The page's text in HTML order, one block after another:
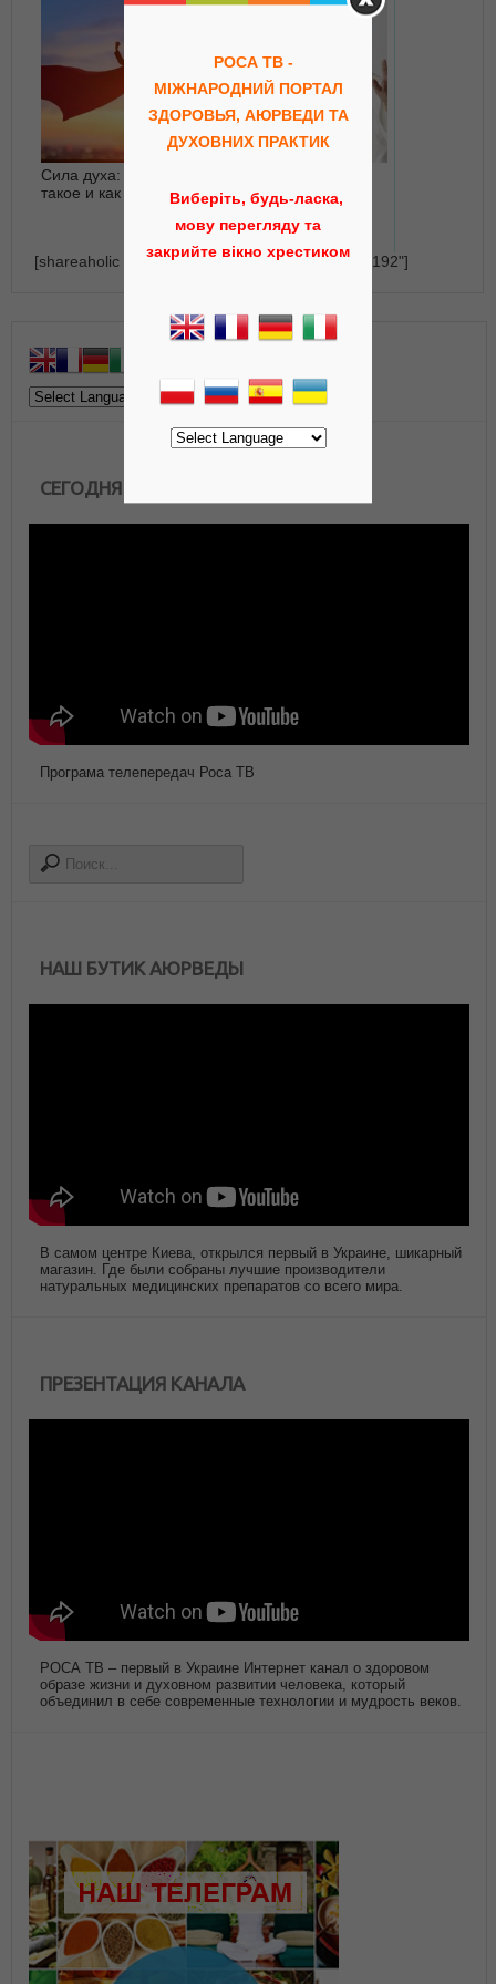
Сила духа: что это
такое и как развить?
мастерства
[shareaholic app="recommendations" id="23164192"]
СЕГОДНЯ В ЭФИРЕ
Програма телепередач Роса ТВ
НАШ БУТИК АЮРВЕДЫ
В самом центре Киева, открылся первый в Украине, шикарный
магазин. Где были собраны лучшие производители
натуральных медицинских препаратов со всего мира.
ПРЕЗЕНТАЦИЯ КАНАЛА
РОСА ТВ – первый в Украине Интернет канал о здоровом
образе жизни и духовном развитии человека, который
объединил в себе современные технологии и мудрость веков.
РОСА ТВ -
МІЖНАРОДНИЙ ПОРТАЛ
ЗДОРОВЬЯ, АЮРВЕДИ ТА
ДУХОВНИХ ПРАКТИК
Виберіть, будь-ласка,
мову перегляду та
закрийте вікно хрестиком